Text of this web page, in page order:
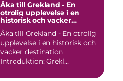
Åka till Grekland - En
otrolig upplevelse i en
historisk och vacker
destination
Åka till Grekland - En otrolig
upplevelse i en historisk och
vacker destination
Introduktion: Grekl...